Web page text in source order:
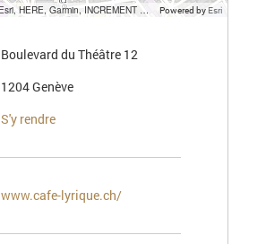
SITG - State of Geneva-CH, IGN, Esri, HERE, Garmin, INCREMENT P, USGS, METI/NASA Powered by Esri
Boulevard du Théâtre 12
1204 Genève
S'y rendre
www.cafe-lyrique.ch/